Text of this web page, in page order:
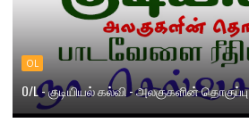
OL
O/L - குடியியல் கல்வி - அலகுகளின் தொகுப்பு